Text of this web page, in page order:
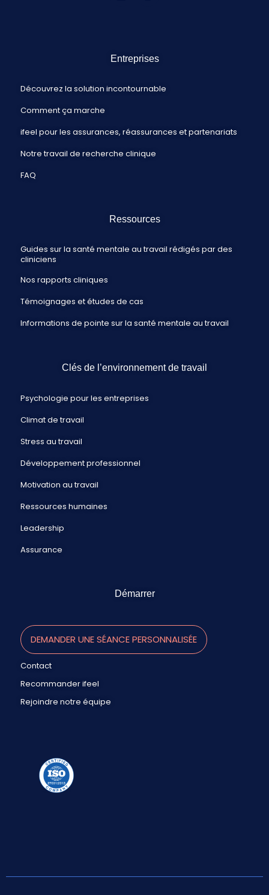
Entreprises
Découvrez la solution incontournable
Comment ça marche
ifeel pour les assurances, réassurances et partenariats
Notre travail de recherche clinique
FAQ
Ressources
Guides sur la santé mentale au travail rédigés par des
cliniciens
Nos rapports cliniques
Témoignages et études de cas
Informations de pointe sur la santé mentale au travail
Clés de l’environnement de travail
Psychologie pour les entreprises
Climat de travail
Stress au travail
Développement professionnel
Motivation au travail
Ressources humaines
Leadership
Assurance
Démarrer
DEMANDER UNE SÉANCE PERSONNALISÉE
Contact
Recommander ifeel
Rejoindre notre équipe